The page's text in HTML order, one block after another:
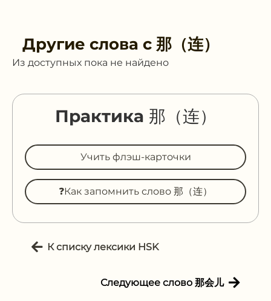
Другие слова с 那（连）
Из доступных пока не найдено
Практика 那（连）
Учить флэш-карточки
❓Как запомнить слово 那（连）
К списку лексики HSK
Следующее слово 那会儿